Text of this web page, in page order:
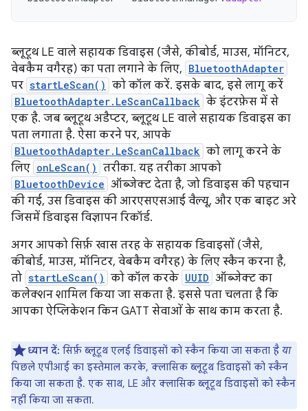
ब्लूटूथ LE वाले सहायक डिवाइस (जैसे, कीबोर्ड, माउस, मॉनिटर,
वेबकैम वगैरह) का पता लगाने के लिए, BluetoothAdapter
पर startLeScan() को कॉल करें. इसके बाद, इसे लागू करें
BluetoothAdapter.LeScanCallback के इंटरफ़ेस में से
एक है. जब ब्लूटूथ अडैप्टर, ब्लूटूथ LE वाले सहायक डिवाइस का
पता लगाता है. ऐसा करने पर, आपके
BluetoothAdapter.LeScanCallback को लागू करने के
लिए onLeScan() तरीका. यह तरीका आपको
BluetoothDevice ऑब्जेक्ट देता है, जो डिवाइस की पहचान
की गई, उस डिवाइस की आरएसएसआई वैल्यू, और एक बाइट अरे
जिसमें डिवाइस विज्ञापन रिकॉर्ड.
अगर आपको सिर्फ़ खास तरह के सहायक डिवाइसों (जैसे,
कीबोर्ड, माउस, मॉनिटर, वेबकैम वगैरह) के लिए स्कैन करना है,
तो startLeScan() को कॉल करके UUID ऑब्जेक्ट का
कलेक्शन शामिल किया जा सकता है. इससे पता चलता है कि
आपका ऐप्लिकेशन किन GATT सेवाओं के साथ काम करता है.
ध्यान दें: सिर्फ़ ब्लूटूथ एलई डिवाइसों को स्कैन किया जा सकता है या
पिछले एपीआई का इस्तेमाल करके, क्लासिक ब्लूटूथ डिवाइसों को स्कैन
किया जा सकता है. एक साथ, LE और क्लासिक ब्लूटूथ डिवाइसों को स्कैन
नहीं किया जा सकता.